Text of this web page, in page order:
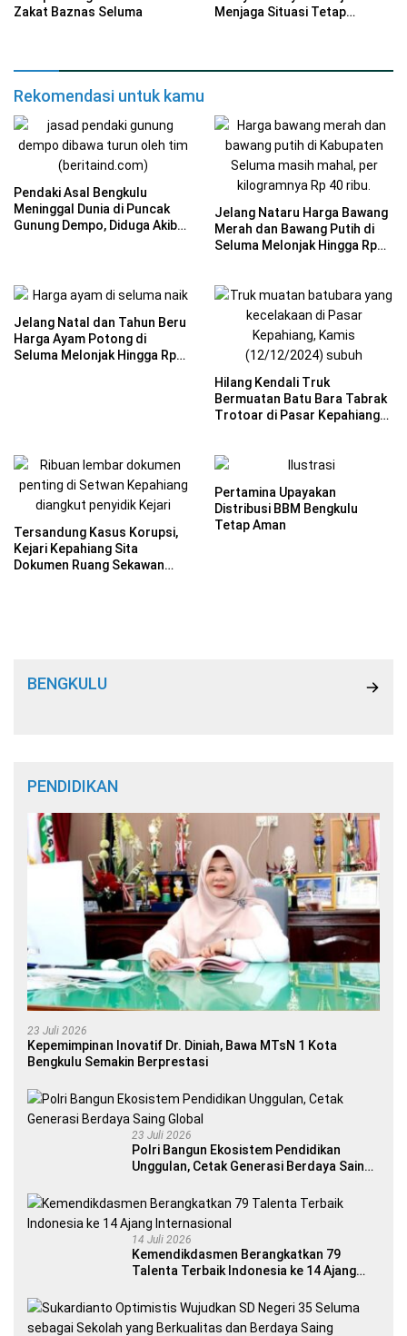
Zakat Baznas Seluma
Menjaga Situasi Tetap
Rekomendasi untuk kamu
Pendaki Asal Bengkulu
Meninggal Dunia di Puncak
Gunung Dempo, Diduga Akibat
Jelang Nataru Harga Bawang
Merah dan Bawang Putih di
Seluma Melonjak Hingga Rp
Jelang Natal dan Tahun Beru
Harga Ayam Potong di
Seluma Melonjak Hingga Rp
Hilang Kendali Truk
Bermuatan Batu Bara Tabrak
Trotoar di Pasar Kepahiang
Tersandung Kasus Korupsi,
Kejari Kepahiang Sita
Dokumen Ruang Sekawan
Pertamina Upayakan
Distribusi BBM Bengkulu
Tetap Aman
BENGKULU
PENDIDIKAN
23 Juli 2026
Kepemimpinan Inovatif Dr. Diniah, Bawa MTsN 1 Kota
Bengkulu Semakin Berprestasi
23 Juli 2026
Polri Bangun Ekosistem Pendidikan
Unggulan, Cetak Generasi Berdaya Saing
14 Juli 2026
Kemendikdasmen Berangkatkan 79
Talenta Terbaik Indonesia ke 14 Ajang